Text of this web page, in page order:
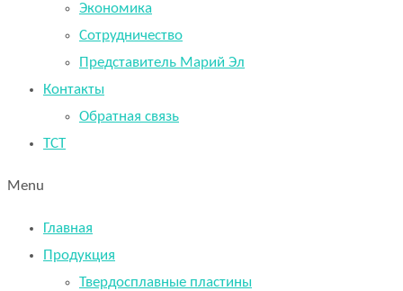
Экономика
Сотрудничество
Представитель Марий Эл
Контакты
Обратная связь
TCT
Menu
Главная
Продукция
Твердосплавные пластины